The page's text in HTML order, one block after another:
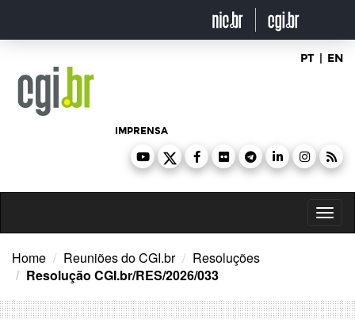
o
PT | EN
IMPRENSA
Home Reuniões do CGI.br
Resoluções
Resolução CGI.br/RES/2026/033